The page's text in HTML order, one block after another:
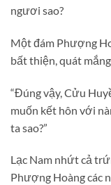
ngươi sao?
Một đám Phượng
bất thiện, quát
“Đúng vậy, Cửu
muốn kết hôn với
ta sao?”
Lạc Nam nhứt cả
Phượng Hoàng các